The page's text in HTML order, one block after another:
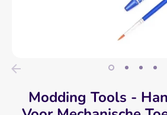
Modding Tools -